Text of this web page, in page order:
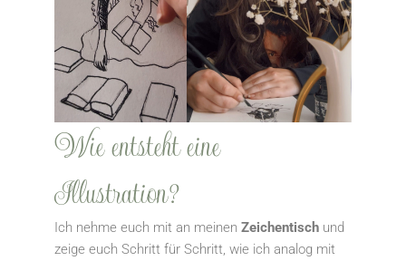
Wie entsteht eine
Illustration?
Ich nehme euch mit an meinen Zeichentisch und
zeige euch Schritt für Schritt, wie ich analog mit